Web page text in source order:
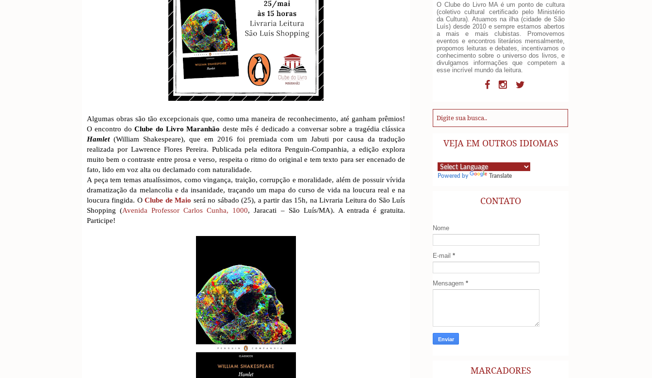
Algumas obras são tão excepcionais que, como uma maneira de reconhecimento, até ganham prêmios!
O encontro doClube do Livro Maranhão deste mês é dedicado a conversar sobre a tragédia clássica
Hamlet(William Shakespeare), que em 2016 foi premiada com um Jabuti por causa da tradução
realizada por Lawrence Flores Pereira. Publicada pela editora Penguin-Companhia, a edição explora
muito bem o contraste entre prosa e verso, respeita o ritmo do original e tem texto para ser encenado de
fato, lido em voz alta ou declamado com naturalidade.
A peça tem temas atualíssimos, como vingança, traição, corrupção e moralidade, além de possuir vívida
dramatização da melancolia e da insanidade, traçando um mapa do curso de vida na loucura real e na
loucura fingida. OClube de Maio será no sábado (25), a partir das 15h, na Livraria Leitura do São Luís
Shopping (Avenida Professor Carlos Cunha, 1000, Jaracati – São Luís/MA). A entrada é gratuita.
Participe!
O Clube do Livro MA é um ponto de cultura
(coletivo cultural certificado pelo Ministério
da Cultura). Atuamos na ilha (cidade de São
Luís) desde 2010 e sempre estamos abertos
a mais e mais clubistas. Promovemos
eventos e encontros literários mensalmente,
propomos leituras e debates, incentivamos o
conhecimento sobre o universo dos livros, e
divulgamos informações que competem a
esse incrível mundo da leitura.
VEJA EM OUTROS IDIOMAS
Powered by Translate
CONTATO
Nome
E-mail *
Mensagem *
MARCADORES